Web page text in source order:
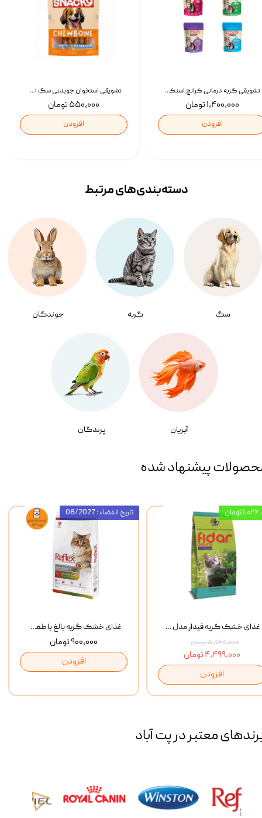
تشویقی استخوان جویدنی سگ اسنکی کرانچی با طعم مرغ Snacky Crunchy Munchy وزن 100 گرم
۵۵۰,۰۰۰ تومان
افزودن
تشویقی گربه درمانی کرانچ اسنکی با طعم میکس Snacky Crunch Cat Treats وزن 60 گرم بسته 4 عددی
۱,۴۰۰,۰۰۰ تومان
افزودن
سگ گربه جوندگان
آبزیان پرندگان
دسته‌بندی‌‌های مرتبط
پیشنهاد شده
غذای خشک گربه بالغ با طعم مرغ و برنج رفلکس Reflex Multi Color Chicken And Rice وزن 1 کیلوگرم
۹۰۰,۰۰۰ تومان
افزودن
تاریخ انقضاء : 08/2027
غذای خشک گربه فیدار مدل Adult وزن 10 کیلوگرم
۵,۵۲۵,۰۰۰ تومان
۴,۴۹۹,۰۰۰ تومان
افزودن
تومان
معتبر در پت آباد